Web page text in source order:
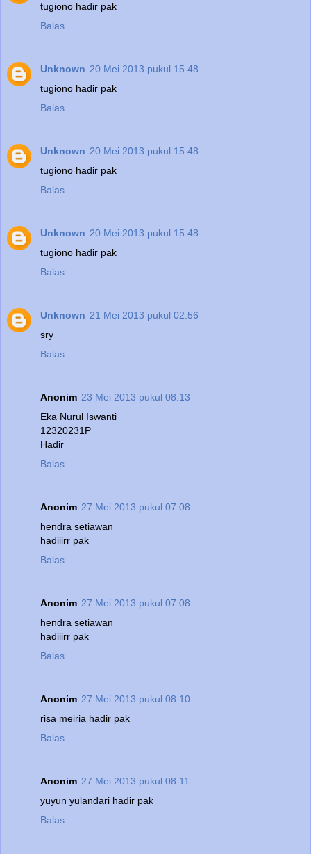
tugiono hadir pak
Balas
Unknown 20 Mei 2013 pukul 15.48
tugiono hadir pak
Balas
Unknown 20 Mei 2013 pukul 15.48
tugiono hadir pak
Balas
Unknown 20 Mei 2013 pukul 15.48
tugiono hadir pak
Balas
Unknown 21 Mei 2013 pukul 02.56
sry
Balas
Anonim 23 Mei 2013 pukul 08.13
Eka Nurul Iswanti
12320231P
Hadir
Balas
Anonim 27 Mei 2013 pukul 07.08
hendra setiawan
hadiiirr pak
Balas
Anonim 27 Mei 2013 pukul 07.08
hendra setiawan
hadiiirr pak
Balas
Anonim 27 Mei 2013 pukul 08.10
risa meiria hadir pak
Balas
Anonim 27 Mei 2013 pukul 08.11
yuyun yulandari hadir pak
Balas